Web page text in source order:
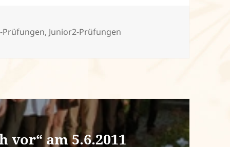
Prüfungen, Junior2-Prüfungen
vor“ am 5.6.2011